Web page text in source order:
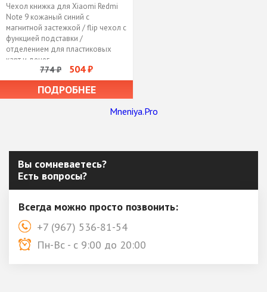
Чехол книжка для Xiaomi Redmi
Note 9 кожаный синий с
магнитной застежкой / flip чехол с
функцией подставки /
отделением для пластиковых
карт и денег
774 ₽ 504 ₽
ПОДРОБНЕЕ
Mneniya.Pro
Вы сомневаетесь?
Есть вопросы?
Всегда можно просто позвонить:
+7 (967) 536-81-54
Пн-Вс - с 9:00 до 20:00